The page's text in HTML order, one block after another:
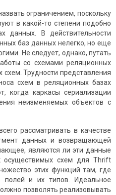
ограничением, поскольку
в какой-то степени подобно
данных. В действительности
баз данных нелегко, но еще
Не следует, однако, путать
со схемами реляционных
Трудности представления
схем в реляционных базах
когда каркасы сериализации
неизменяемых объектов с
рассматривать в качестве
данных и возвращающей
являются ли эти данные
осуществимых схем для Thrift
этих функций там, где
полей и их типов. Идеальное
позволять реализовывать